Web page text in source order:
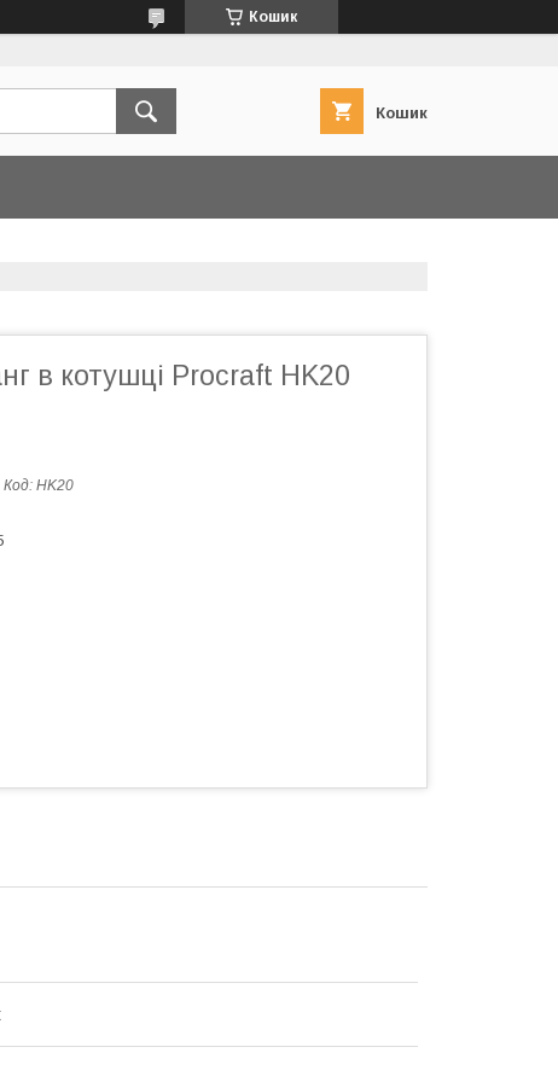
Кошик
Кошик
в котушці Procraft HK20
Код: HK20